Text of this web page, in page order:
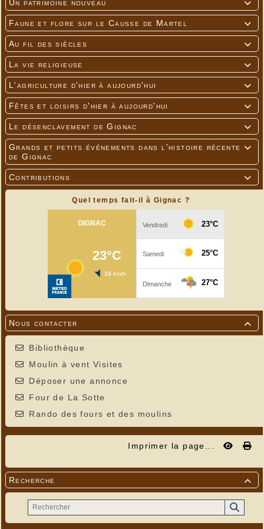

Un patrimoine nouveau

Faune et flore sur le Causse de Martel

Au fil des siècles

La vie religieuse

L'agriculture d'hier à aujourd'hui

Fêtes et loisirs d'hier à aujourd'hui

Le désenclavement de Gignac

Grands et petits événements dans l'histoire récente
de Gignac

Contributions
Quel temps fait-il à Gignac ?

Nous contacter
Bibliothèque
Moulin à vent Visites
Déposer une annonce
Four de La Sotte
Rando des fours et des moulins
Imprimer la page...

Recherche